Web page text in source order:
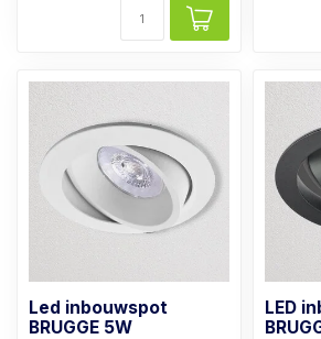
Led inbouwspot
BRUGGE 5W
LED